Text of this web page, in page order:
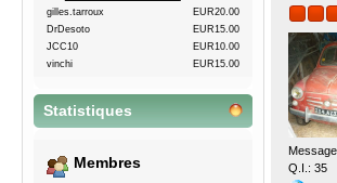
gilles.tarroux
EUR20.00
DrDesoto
EUR15.00
JCC10
EUR10.00
vinchi
EUR15.00
Statistiques
Membres
Q.I.: 35